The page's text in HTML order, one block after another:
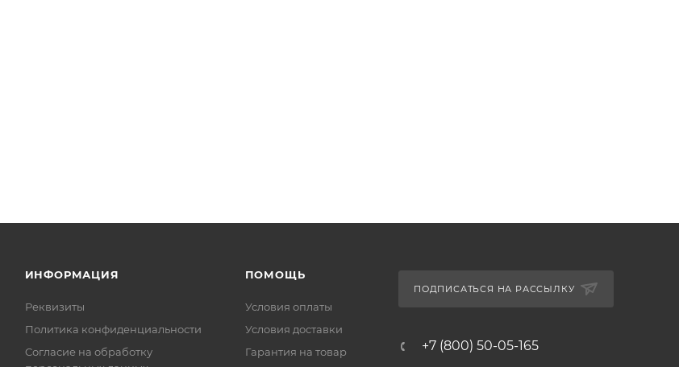
ИНФОРМАЦИЯ
Реквизиты
Политика конфиденциальности
Cогласие на обработку
ПОМОЩЬ
Условия оплаты
Условия доставки
Гарантия на товар
ПОДПИСАТЬСЯ НА РАССЫЛКУ
+7 (800) 50-05-165